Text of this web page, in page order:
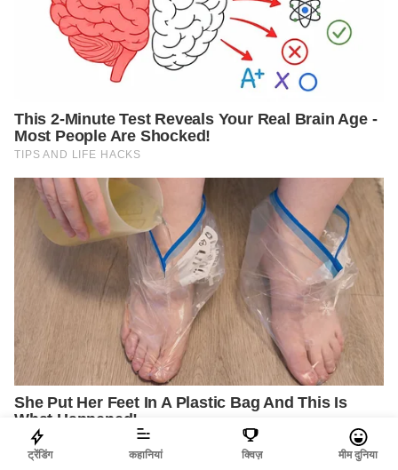
ट्रेंडिंग कहानियां क्विज़ मीम दुनिया